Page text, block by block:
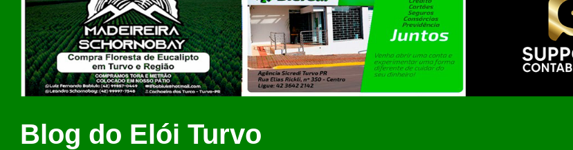
Blog do Elói Turvo